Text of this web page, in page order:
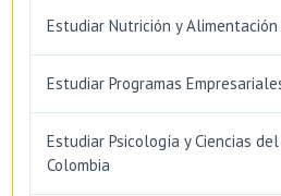
Estudiar Nutrición y Alimentación
Estudiar Programas
Estudiar Psicología y Ciencias
Colombia